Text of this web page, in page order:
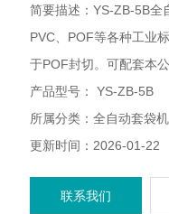
简要描述：YS-ZB-5B全
PVC、POF等各种工业
于POF封切。可配套本
装生产线。
产品型号： YS-ZB-5B
所属分类：全自动套袋机
更新时间：2026-01-22
联系我们